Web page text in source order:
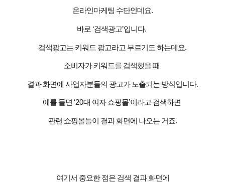
온라인마케팅 수단인데요.
바로 ‘검색광고’입니다.
검색광고는 키워드 광고라고 부르기도 하는데요.
소비자가 키워드를 검색했을 때
결과 화면에 사업자분들의 광고가 노출되는 방식입니다.
예를 들면 ‘20대 여자 쇼핑몰’이라고 검색하면
관련 쇼핑몰들이 결과 화면에 나오는 거죠.
여기서 중요한 점은 검색 결과 화면에